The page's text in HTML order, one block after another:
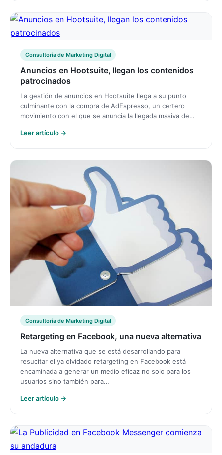
Consultoría de Marketing Digital
Anuncios en Hootsuite, llegan los contenidos
patrocinados
La gestión de anuncios en Hootsuite llega a su punto
culminante con la compra de AdEspresso, un certero
movimiento con el que se anuncia la llegada masiva de…
Leer artículo →
Consultoría de Marketing Digital
Retargeting en Facebook, una nueva alternativa
La nueva alternativa que se está desarrollando para
resucitar el ya olvidado retargeting en Facebook está
encaminada a generar un medio eficaz no solo para los
usuarios sino también para…
Leer artículo →